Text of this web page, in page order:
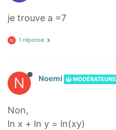
je trouve a =7
N 1 réponse
N Noemi MODÉRATEURS
Non,
ln x + ln y = ln(xy)